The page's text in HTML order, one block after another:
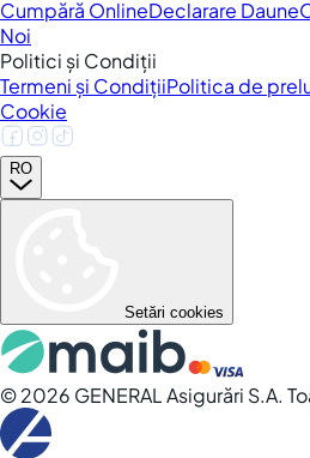
Cumpără OnlineDeclarare Daune
Noi
Politici și Condiții
Termeni și CondițiiPolitica de
Cookie
RO
Setări cookies
©2026 GENERAL Asigurări S.A.